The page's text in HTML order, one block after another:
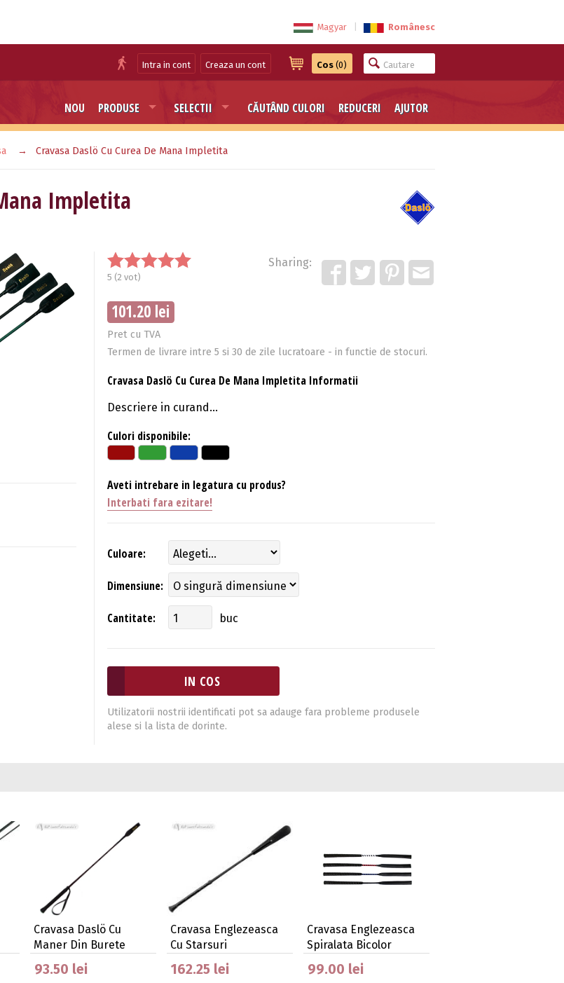
Magyar Românesc
Intra in cont Creaza un cont Cos (0)
NOU PRODUSE SELECTII CĂUTÂND CULORI REDUCERI AJUTOR
Cravasa Daslö Cu Curea De Mana Impletita
Impletita
5 (2 vot)
Sharing:
101.20 lei
Pret cu TVA
Termen de livrare intre 5 si 30 de zile lucratoare - in functie de stocuri.
Cravasa Daslö Cu Curea De Mana Impletita Informatii
Descriere in curand...
Culori disponibile:
Aveti intrebare in legatura cu produs?
Interbati fara ezitare!
Culoare:
Dimensiune:
Cantitate: buc
Utilizatorii nostrii identificati pot sa adauge fara probleme produsele
alese si la lista de dorinte.
Cravasa Daslö Cu
Maner Din Burete
93.50 lei
Cravasa Englezeasca
Cu Starsuri
162.25 lei
Cravasa Englezeasca
Spiralata Bicolor
99.00 lei